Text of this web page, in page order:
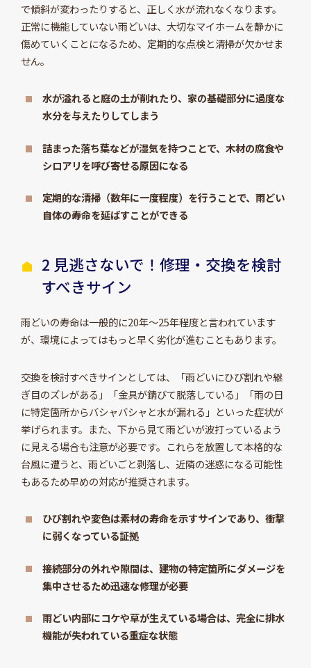
で傾斜が変わったりすると、正しく水が流れなくなります。
正常に機能していない雨どいは、大切なマイホームを静かに
傷めていくことになるため、定期的な点検と清掃が欠かせま
せん。
水が溢れると庭の土が削れたり、家の基礎部分に過度な
水分を与えたりしてしまう
詰まった落ち葉などが湿気を持つことで、木材の腐食や
シロアリを呼び寄せる原因になる
定期的な清掃（数年に一度程度）を行うことで、雨どい
自体の寿命を延ばすことができる
2 見逃さないで！修理・交換を検討
すべきサイン
雨どいの寿命は一般的に20年〜25年程度と言われています
が、環境によってはもっと早く劣化が進むこともあります。
交換を検討すべきサインとしては、「雨どいにひび割れや継
ぎ目のズレがある」「金具が錆びて脱落している」「雨の日
に特定箇所からバシャバシャと水が漏れる」といった症状が
挙げられます。また、下から見て雨どいが波打っているよう
に見える場合も注意が必要です。これらを放置して本格的な
台風に遭うと、雨どいごと剥落し、近隣の迷惑になる可能性
もあるため早めの対応が推奨されます。
ひび割れや変色は素材の寿命を示すサインであり、衝撃
に弱くなっている証拠
接続部分の外れや隙間は、建物の特定箇所にダメージを
集中させるため迅速な修理が必要
雨どい内部にコケや草が生えている場合は、完全に排水
機能が失われている重症な状態